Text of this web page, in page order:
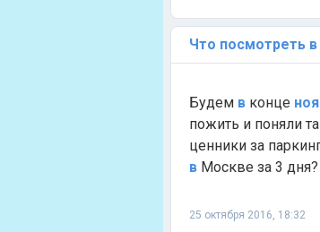
Что посмотреть в
Будем в конце
пожить и поняли
ценники за
в Москве за 3
25 октября 2016, 18:32